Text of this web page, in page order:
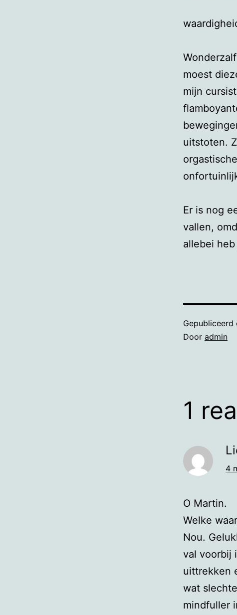
moest
mijn
uitstoten.
Er is nog
vallen,
allebei
Gepubliceerd
Door admin
1
4
O Martin.
Welke
Nou.
val voorbij
uittrekken
wat
mindfuller